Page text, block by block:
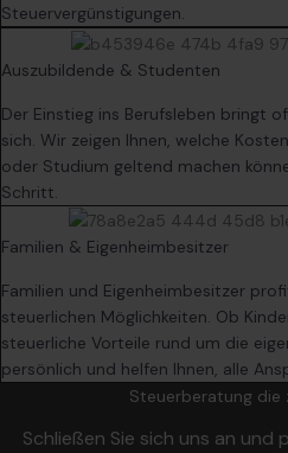
Steuervergünstigungen.
Auszubildende & Studenten
Der Einstieg ins Berufsleben bringt
sich. Wir zeigen Ihnen, welche
oder Studium geltend machen
Schritt.
Familien & Eigenheimbesitzer
Familien und Eigenheimbesitzer
steuerlichen Möglichkeiten. Ob
steuerliche Vorteile rund um die
persönlich und helfen Ihnen, alle
Steuerberatung die
Schließen Sie sich uns an